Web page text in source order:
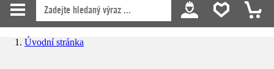
Úvodní stránka